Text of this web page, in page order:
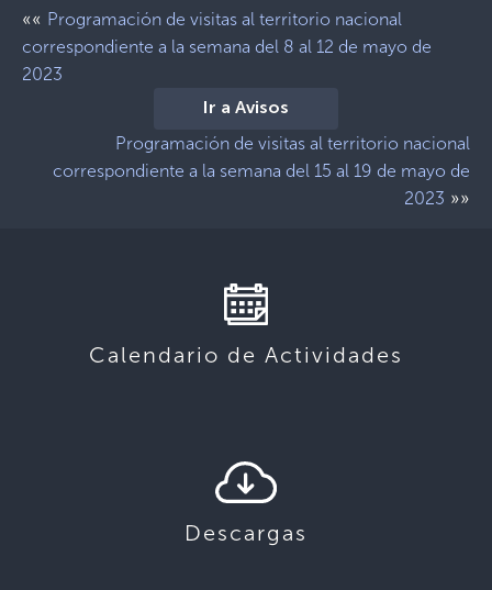
«« Programación de visitas al territorio nacional
correspondiente a la semana del 8 al 12 de mayo de
2023
Ir a Avisos
Programación de visitas al territorio nacional
correspondiente a la semana del 15 al 19 de mayo de
2023 »»
Calendario de Actividades
Descargas